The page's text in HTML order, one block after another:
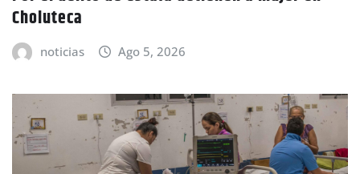
Choluteca
noticias Ago 5, 2026